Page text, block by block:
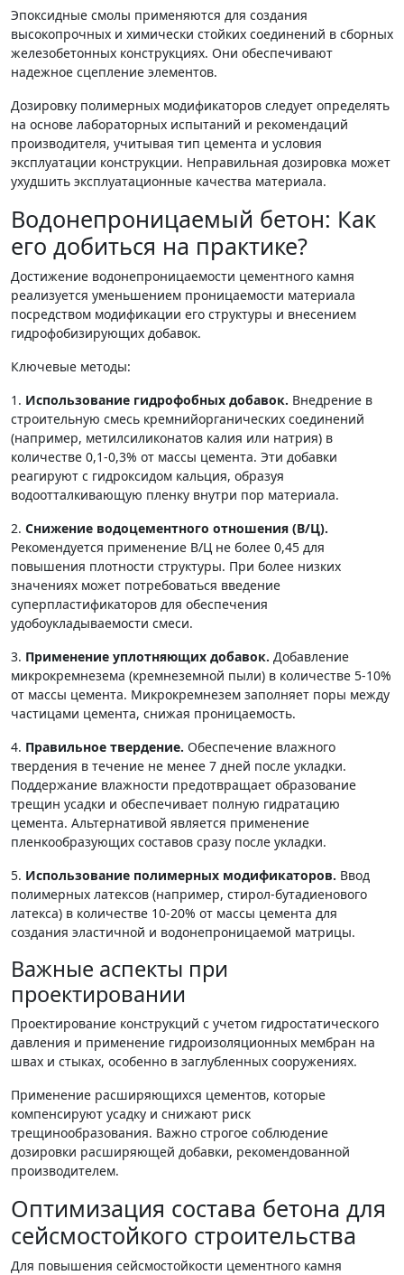
Эпоксидные смолы применяются для создания
высокопрочных и химически стойких соединений в сборных
железобетонных конструкциях. Они обеспечивают
надежное сцепление элементов.
Дозировку полимерных модификаторов следует определять
на основе лабораторных испытаний и рекомендаций
производителя, учитывая тип цемента и условия
эксплуатации конструкции. Неправильная дозировка может
ухудшить эксплуатационные качества материала.
Водонепроницаемый бетон: Как
его добиться на практике?
Достижение водонепроницаемости цементного камня
реализуется уменьшением проницаемости материала
посредством модификации его структуры и внесением
гидрофобизирующих добавок.
Ключевые методы:
1. Использование гидрофобных добавок. Внедрение в
строительную смесь кремнийорганических соединений
(например, метилсиликонатов калия или натрия) в
количестве 0,1-0,3% от массы цемента. Эти добавки
реагируют с гидроксидом кальция, образуя
водоотталкивающую пленку внутри пор материала.
2. Снижение водоцементного отношения (В/Ц).
Рекомендуется применение В/Ц не более 0,45 для
повышения плотности структуры. При более низких
значениях может потребоваться введение
суперпластификаторов для обеспечения
удобоукладываемости смеси.
3. Применение уплотняющих добавок. Добавление
микрокремнезема (кремнеземной пыли) в количестве 5-10%
от массы цемента. Микрокремнезем заполняет поры между
частицами цемента, снижая проницаемость.
4. Правильное твердение. Обеспечение влажного
твердения в течение не менее 7 дней после укладки.
Поддержание влажности предотвращает образование
трещин усадки и обеспечивает полную гидратацию
цемента. Альтернативой является применение
пленкообразующих составов сразу после укладки.
5. Использование полимерных модификаторов. Ввод
полимерных латексов (например, стирол-бутадиенового
латекса) в количестве 10-20% от массы цемента для
создания эластичной и водонепроницаемой матрицы.
Важные аспекты при
проектировании
Проектирование конструкций с учетом гидростатического
давления и применение гидроизоляционных мембран на
швах и стыках, особенно в заглубленных сооружениях.
Применение расширяющихся цементов, которые
компенсируют усадку и снижают риск
трещинообразования. Важно строгое соблюдение
дозировки расширяющей добавки, рекомендованной
производителем.
Оптимизация состава бетона для
сейсмостойкого строительства
Для повышения сейсмостойкости цементного камня